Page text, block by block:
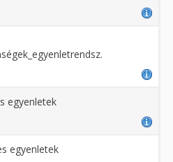
egyenletek
egyenletek